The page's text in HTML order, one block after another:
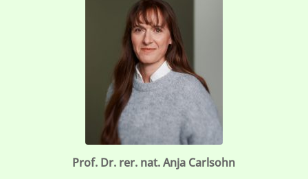
Prof. Dr. rer. nat. Anja Carlsohn